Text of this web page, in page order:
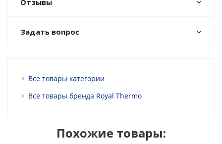
Отзывы
Задать вопрос
Все товары категории
Все товары бренда Royal Thermo
Похожие товары: